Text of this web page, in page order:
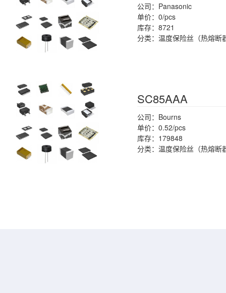
公司：Panasonic
单价：0/pcs
库存：8721
分类：温度保险丝（热熔断
SC85AAA
公司：Bourns
单价：0.52/pcs
库存：179848
分类：温度保险丝（热熔断